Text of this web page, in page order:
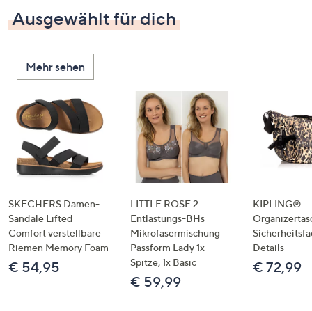
Ausgewählt für dich
Mehr sehen
SKECHERS Damen-
Sandale Lifted
Comfort verstellbare
Riemen Memory Foam
€ 54,95
LITTLE ROSE 2
Entlastungs-BHs
Mikrofasermischung
Passform Lady 1x
Spitze, 1x Basic
€ 59,99
KIPLING®
Details
€ 72,99